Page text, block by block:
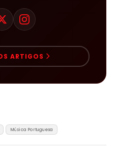
ARTIGOS
Música Portuguesa